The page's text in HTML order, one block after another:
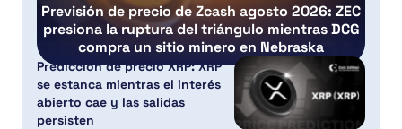
Previsión de precio de Zcash agosto 2026: ZEC
presiona la ruptura del triángulo mientras DCG
compra un sitio minero en Nebraska
Predicción de precio XRP: XRP
se estanca mientras el interés
abierto cae y las salidas
persisten